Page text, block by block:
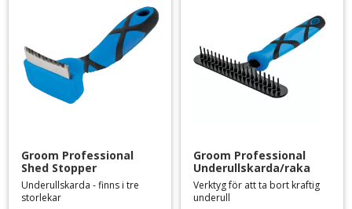
Groom Professional
Shed Stopper
Underullskarda - finns i tre
storlekar
Groom Professional
Underullskarda/raka
Verktyg för att ta bort kraftig
underull